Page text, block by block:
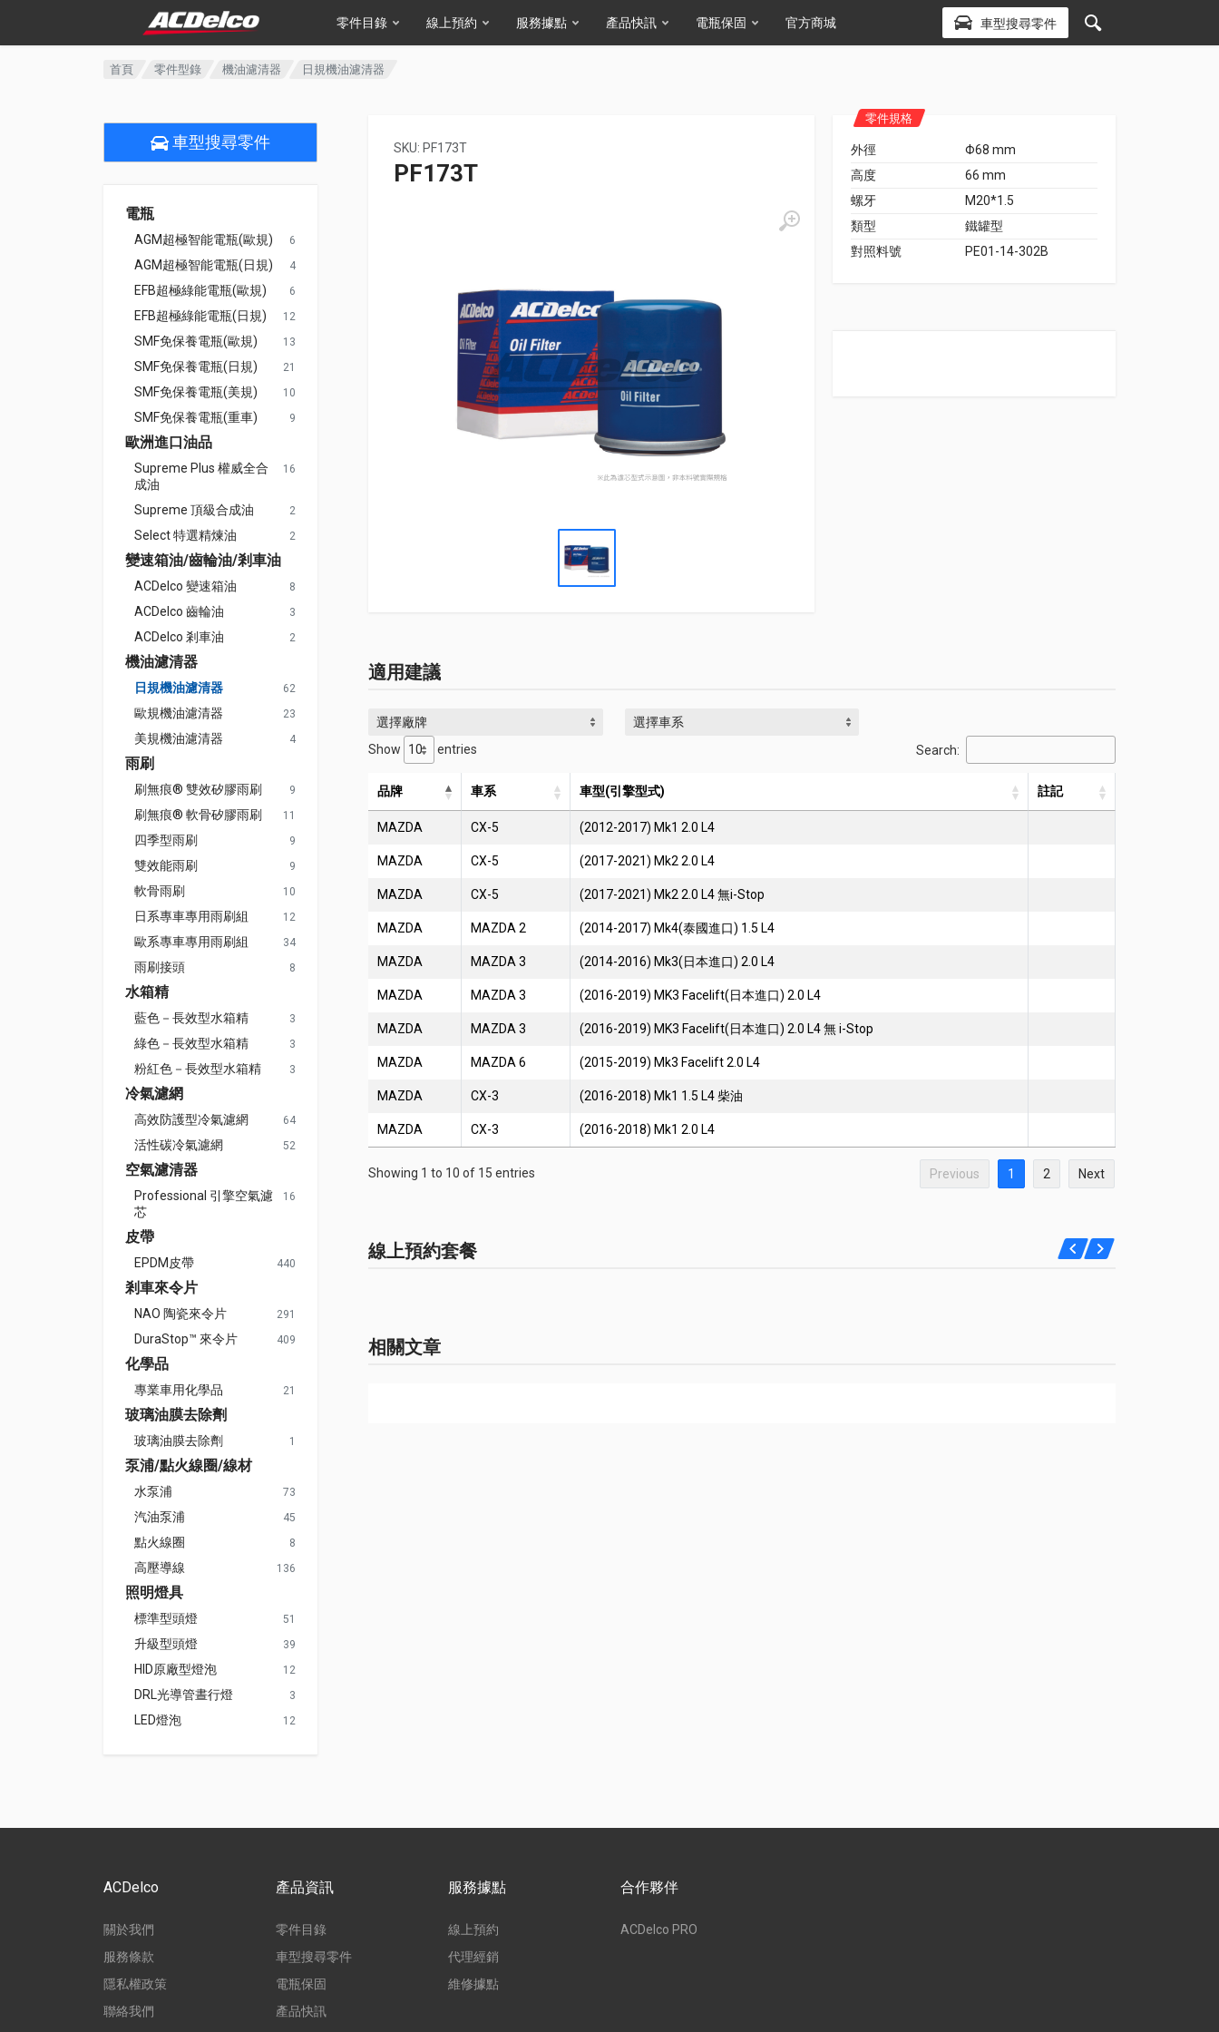
零件目錄 線上預約 服務據點 產品快訊 電瓶保固 官方商城 車型搜尋零件
首頁 零件型錄 機油濾清器 日規機油濾清器
車型搜尋零件
電瓶
AGM超極智能電瓶(歐規) 6
AGM超極智能電瓶(日規) 4
EFB超極綠能電瓶(歐規) 6
EFB超極綠能電瓶(日規) 12
SMF免保養電瓶(歐規) 13
SMF免保養電瓶(日規) 21
SMF免保養電瓶(美規) 10
SMF免保養電瓶(重車) 9
歐洲進口油品
Supreme Plus 權威全合
成油
16
Supreme 頂級合成油 2
Select 特選精煉油 2
變速箱油/齒輪油/剎車油
ACDelco 變速箱油 8
ACDelco 齒輪油 3
ACDelco 剎車油 2
機油濾清器
日規機油濾清器 62
歐規機油濾清器 23
美規機油濾清器 4
雨刷
刷無痕® 雙效矽膠雨刷 9
刷無痕® 軟骨矽膠雨刷 11
四季型雨刷 9
雙效能雨刷 9
軟骨雨刷 10
日系專車專用雨刷組 12
歐系專車專用雨刷組 34
雨刷接頭 8
水箱精
藍色－長效型水箱精 3
綠色－長效型水箱精 3
粉紅色－長效型水箱精 3
冷氣濾網
高效防護型冷氣濾網 64
活性碳冷氣濾網 52
空氣濾清器
Professional 引擎空氣濾
芯
16
皮帶
EPDM皮帶 440
剎車來令片
NAO 陶瓷來令片 291
DuraStop™ 來令片 409
化學品
專業車用化學品 21
玻璃油膜去除劑
玻璃油膜去除劑 1
泵浦/點火線圈/線材
水泵浦 73
汽油泵浦 45
點火線圈 8
高壓導線 136
照明燈具
標準型頭燈 51
升級型頭燈 39
HID原廠型燈泡 12
DRL光導管晝行燈 3
LED燈泡 12
SKU: PF173T
PF173T
零件規格
外徑
Φ68 mm
高度
66 mm
螺牙
M20*1.5
類型
鐵罐型
對照料號
PE01-14-302B
適用建議
選擇廠牌
選擇車系
Show
entries Search:
品牌 車系 車型(引擎型式) 註記
MAZDA CX-5 (2012-2017) Mk1 2.0 L4
MAZDA CX-5 (2017-2021) Mk2 2.0 L4
MAZDA CX-5 (2017-2021) Mk2 2.0 L4 無i-Stop
MAZDA MAZDA 2 (2014-2017) Mk4(泰國進口) 1.5 L4
MAZDA MAZDA 3 (2014-2016) Mk3(日本進口) 2.0 L4
MAZDA MAZDA 3 (2016-2019) MK3 Facelift(日本進口) 2.0 L4
MAZDA MAZDA 3 (2016-2019) MK3 Facelift(日本進口) 2.0 L4 無 i-Stop
MAZDA MAZDA 6 (2015-2019) Mk3 Facelift 2.0 L4
MAZDA CX-3 (2016-2018) Mk1 1.5 L4 柴油
MAZDA CX-3 (2016-2018) Mk1 2.0 L4
Showing 1 to 10 of 15 entries Previous 1 2 Next
線上預約套餐
相關文章
ACDelco
關於我們
服務條款
隱私權政策
聯絡我們
產品資訊
零件目錄
車型搜尋零件
電瓶保固
產品快訊
服務據點
線上預約
代理經銷
維修據點
合作夥伴
ACDelco PRO